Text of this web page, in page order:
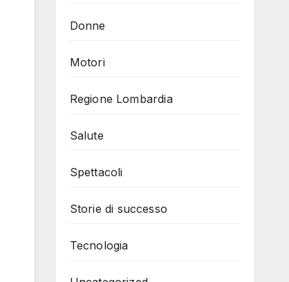
Donne
Motori
Regione Lombardia
Salute
Spettacoli
Storie di successo
Tecnologia